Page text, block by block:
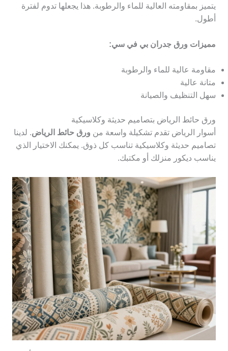
يتميز بمقاومته العالية للماء والرطوبة. هذا يجعلها تدوم لفترة
أطول.
مميزات ورق جدران بي في سي:
مقاومة عالية للماء والرطوبة
متانة عالية
سهل التنظيف والصيانة
ورق حائط الرياض بتصاميم حديثة وكلاسيكية
أسوار الرياض تقدم تشكيلة واسعة من ورق حائط الرياض. لدينا
تصاميم حديثة وكلاسيكية تناسب كل ذوق. يمكنك الاختيار الذي
يناسب ديكور منزلك أو مكتبك.